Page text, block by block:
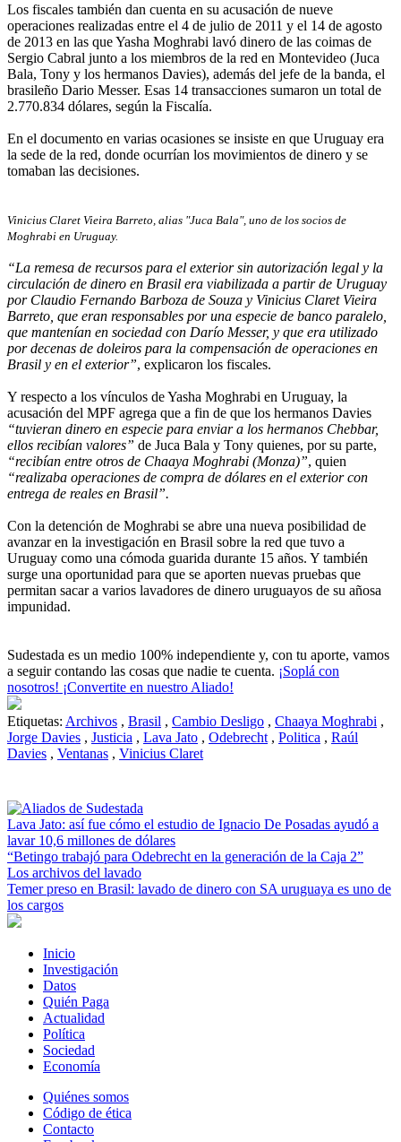
Los fiscales también dan cuenta en su acusación de nueve
operaciones realizadas entre el 4 de julio de 2011 y el 14 de agosto
de 2013 en las que Yasha Moghrabi lavó dinero de las coimas de
Sergio Cabral junto a los miembros de la red en Montevideo (Juca
Bala, Tony y los hermanos Davies), además del jefe de la banda, el
brasileño Dario Messer. Esas 14 transacciones sumaron un total de
2.770.834 dólares, según la Fiscalía.
En el documento en varias ocasiones se insiste en que Uruguay era
la sede de la red, donde ocurrían los movimientos de dinero y se
tomaban las decisiones.
Vinicius Claret Vieira Barreto, alias "Juca Bala", uno de los socios de
Moghrabi en Uruguay.
“La remesa de recursos para el exterior sin autorización legal y la
circulación de dinero en Brasil era viabilizada a partir de Uruguay
por Claudio Fernando Barboza de Souza y Vinicius Claret Vieira
Barreto, que eran responsables por una especie de banco paralelo,
que mantenían en sociedad con Darío Messer, y que era utilizado
por decenas de doleiros para la compensación de operaciones en
Brasil y en el exterior”, explicaron los fiscales.
Y respecto a los vínculos de Yasha Moghrabi en Uruguay, la
acusación del MPF agrega que a fin de que los hermanos Davies
“tuvieran dinero en especie para enviar a los hermanos Chebbar,
ellos recibían valores” de Juca Bala y Tony quienes, por su parte,
“recibían entre otros de Chaaya Moghrabi (Monza)”, quien
“realizaba operaciones de compra de dólares en el exterior con
entrega de reales en Brasil”.
Con la detención de Moghrabi se abre una nueva posibilidad de
avanzar en la investigación en Brasil sobre la red que tuvo a
Uruguay como una cómoda guarida durante 15 años. Y también
surge una oportunidad para que se aporten nuevas pruebas que
permitan sacar a varios lavadores de dinero uruguayos de su añosa
impunidad.
Sudestada es un medio 100% independiente y, con tu aporte, vamos
a seguir contando las cosas que nadie te cuenta. ¡Soplá con
nosotros! ¡Convertite en nuestro Aliado!
Etiquetas: Archivos , Brasil , Cambio Desligo , Chaaya Moghrabi ,
Jorge Davies , Justicia , Lava Jato , Odebrecht , Politica , Raúl
Davies , Ventanas , Vinicius Claret
Lava Jato: así fue cómo el estudio de Ignacio De Posadas ayudó a
lavar 10,6 millones de dólares
“Betingo trabajó para Odebrecht en la generación de la Caja 2”
Los archivos del lavado
Temer preso en Brasil: lavado de dinero con SA uruguaya es uno de
los cargos
Inicio
Investigación
Datos
Quién Paga
Actualidad
Política
Sociedad
Economía
Quiénes somos
Código de ética
Contacto